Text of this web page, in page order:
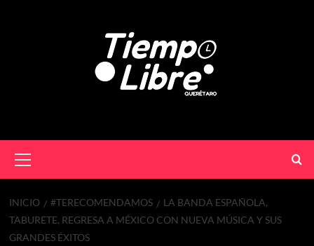
INICIO #TERECOMENDAMOS
LA BANDA ESPAÑOLA,
TABURETE, REGRESA A MÉXICO CON NUEVA MÚSICA Y SUS
GRANDES ÉXITOS